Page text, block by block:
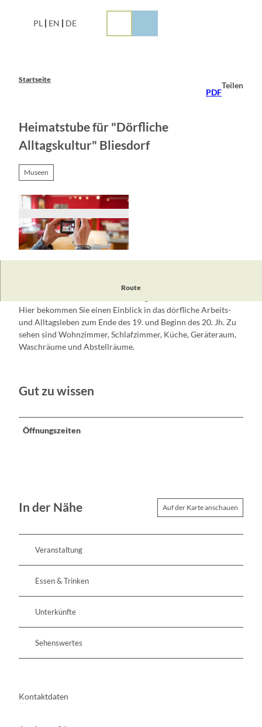
PL EN DE
Startseite
PDF
Teilen
Heimatstube für "Dörfliche
Alltagskultur" Bliesdorf
Museen
Route
Bliesdorf war ein Fischerdorf und wurde 1335 zum erstenmal
Hier bekommen Sie einen Einblick in das dörfliche Arbeits-
und Alltagsleben zum Ende des 19. und Beginn des 20. Jh. Zu
sehen sind Wohnzimmer, Schlafzimmer, Küche, Geräteraum,
Waschräume und Abstellräume.
Gut zu wissen
Öffnungszeiten
In der Nähe Auf der Karte anschauen
Veranstaltung
Essen & Trinken
Unterkünfte
Sehenswertes
Kontaktdaten